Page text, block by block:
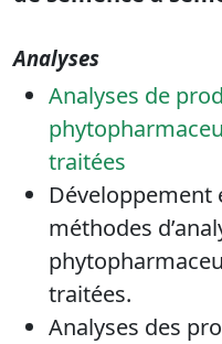
Analyses
Analyses de
traitées
Développement
méthodes
traitées.
Analyses des